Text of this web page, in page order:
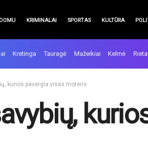
KRIMINALAI SPORTAS KULTŪRA
Kretinga Tauragė Mažeikiai Kelmė
kurios pavergia visas moteris